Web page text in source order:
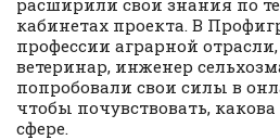
кабинетах проекта. В
профессии аграрной
ветеринар, инженер
попробовали свои силы в
чтобы почувствовать,
сфере.